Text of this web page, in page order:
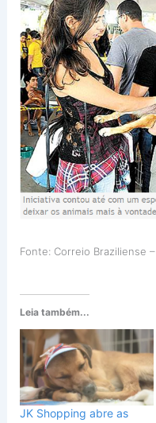
Fonte: Correio Braziliense –
Leia também...
JK Shopping abre as